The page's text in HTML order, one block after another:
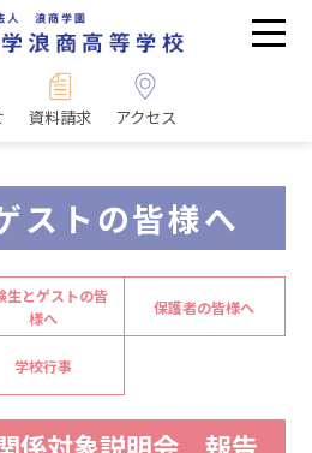
資料請求 アクセス
ストの皆様へ
生とゲストの皆
様へ
保護者の皆様へ
学校行事